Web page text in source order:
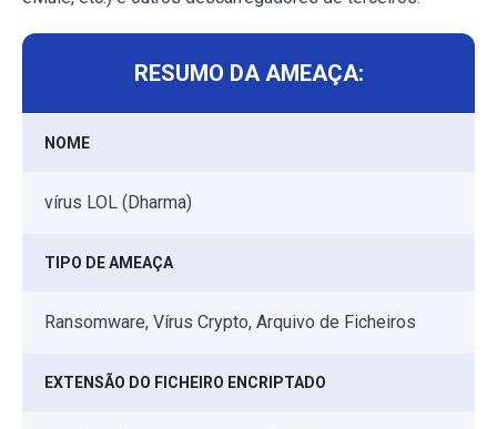
RESUMO DA AMEAÇA:
NOME
vírus LOL (Dharma)
TIPO DE AMEAÇA
Ransomware, Vírus Crypto, Arquivo de Ficheiros
EXTENSÃO DO FICHEIRO ENCRIPTADO